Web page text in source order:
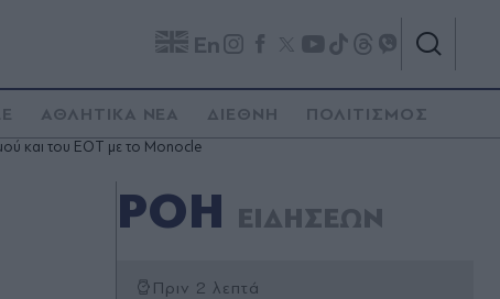
En
ΑΘΛΗΤΙΚΑ ΝΕΑ ΔΙΕΘΝΗ ΠΟΛΙΤΙΣΜΟΣ
και του ΕΟΤ με το Monocle
ΡΟΗ ΕΙΔΗΣΕΩΝ
Πριν 2 λεπτά